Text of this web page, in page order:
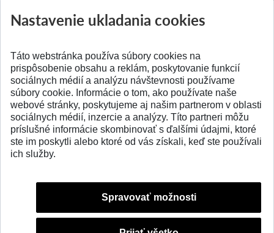
Pridané 28.07.2026 Pridané 23.06.2026
SPÄŤ NA VRCH
Nastavenie ukladania cookies
Táto webstránka používa súbory cookies na
prispôsobenie obsahu a reklám, poskytovanie funkcií
sociálnych médií a analýzu návštevnosti používame
súbory cookie. Informácie o tom, ako používate naše
webové stránky, poskytujeme aj našim partnerom v oblasti
sociálnych médií, inzercie a analýzy. Títo partneri môžu
príslušné informácie skombinovať s ďalšími údajmi, ktoré
ste im poskytli alebo ktoré od vás získali, keď ste používali
ich služby.
Spravovať možnosti